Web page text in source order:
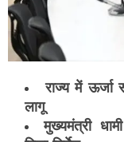
राज्य में ऊर्जा
लागू
मुख्यमंत्री